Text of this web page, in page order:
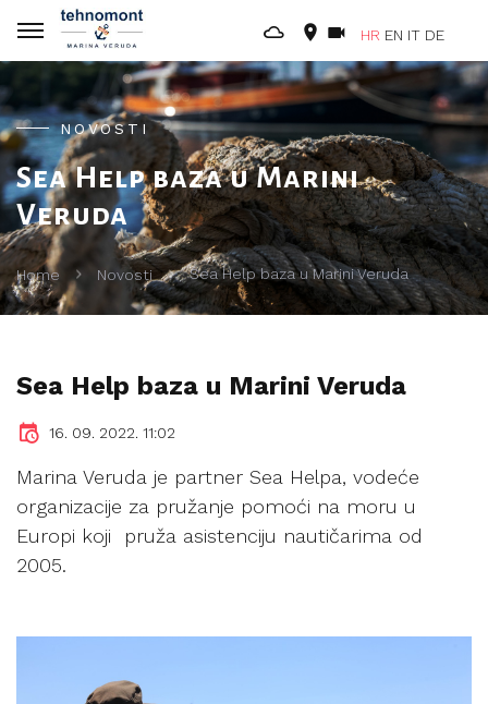
HR EN IT DE
NOVOSTI
Sea Help baza u Marini
Veruda
Home Novosti Sea Help baza u Marini Veruda
Sea Help baza u Marini Veruda
16. 09. 2022. 11:02
Marina Veruda je partner Sea Helpa, vodeće
organizacije za pružanje pomoći na moru u
Europi koji pruža asistenciju nautičarima od
2005.